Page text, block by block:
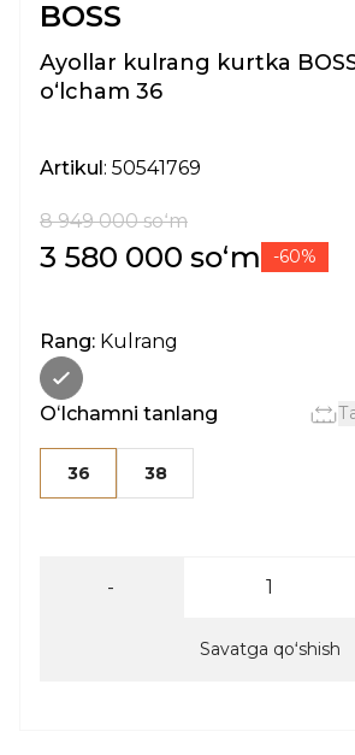
BOSS
Ayollar kulrang kurtka
oʻlcham 36
Artikul: 50541769
8 949 000 soʻm
3 580 000 soʻm -60%
Rang: Kulrang
Oʻlchamni tanlang
36 38
-
Savatga qoʻshish